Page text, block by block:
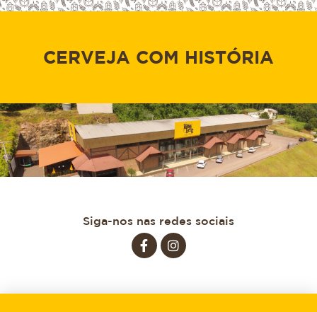
CERVEJA COM HISTÓRIA
Siga-nos nas redes sociais